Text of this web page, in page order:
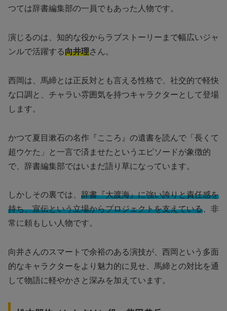
つては辞書編集部の一員でもあった人物です。
演じるのは、知的な役からラブストーリーまで幅広いジャ
ンルで活躍する向井理さん。
西岡は、馬締とは正反対とも言える性格で、社交的で軽快
な口調と、チャラい雰囲気を持つキャラクターとして登場
します。
かつて夏目漱石の名作『こころ』の遺書を読んで「長くて
超ウケた」と一言で済ませたというエピソードが象徴的
で、辞書編集部ではいまだ語り草になっています。
しかしその裏では、 辞書『大渡海』に強い誇りと責任感を
持ち、宣伝という立場からプロジェクトを支えている、非
常に頼もしい人物です。
向井さんのスマートで余裕のある演技が、西岡という多面
的なキャラクターをより魅力的に見せ、馬締との対比を通
して物語に軽やかさと深みを加えています。